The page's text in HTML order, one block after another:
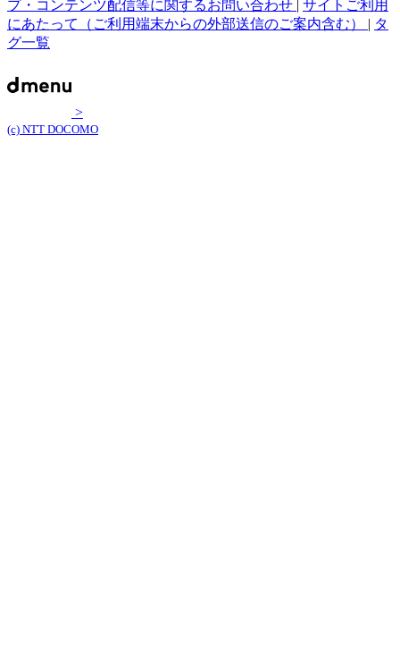
プ・コンテンツ配信等に関するお問い合わせ
サイトご利用
にあたって（ご利用端末からの外部送信のご案内含む） | タ
グ一覧
>
(c) NTT DOCOMO